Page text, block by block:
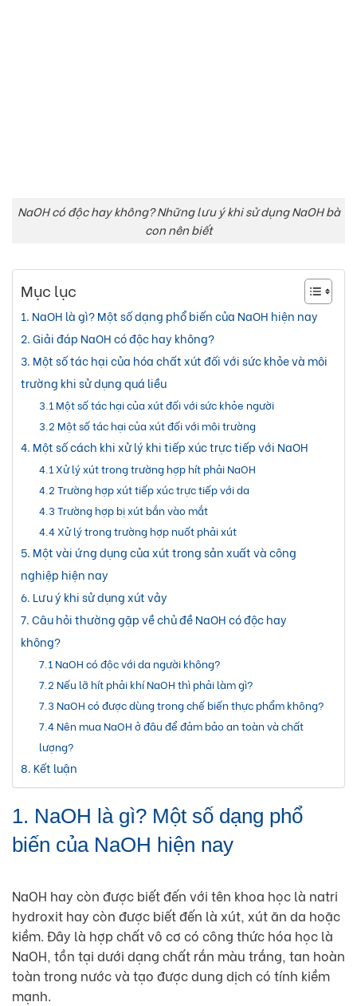
NaOH có độc hay không? Những lưu ý khi sử dụng NaOH bà
con nên biết
Mục lục
1. NaOH là gì? Một số dạng phổ biến của NaOH hiện nay
2. Giải đáp NaOH có độc hay không?
3. Một số tác hại của hóa chất xút đối với sức khỏe và môi
trường khi sử dụng quá liều
3.1 Một số tác hại của xút đối với sức khỏe người
3.2 Một số tác hại của xút đối với môi trường
4. Một số cách khi xử lý khi tiếp xúc trực tiếp với NaOH
4.1 Xử lý xút trong trường hợp hít phải NaOH
4.2 Trường hợp xút tiếp xúc trực tiếp với da
4.3 Trường hợp bị xút bắn vào mắt
4.4 Xử lý trong trường hợp nuốt phải xút
5. Một vài ứng dụng của xút trong sản xuất và công
nghiệp hiện nay
6. Lưu ý khi sử dụng xút vảy
7. Câu hỏi thường gặp về chủ đề NaOH có độc hay
không?
7.1 NaOH có độc với da người không?
7.2 Nếu lỡ hít phải khí NaOH thì phải làm gì?
7.3 NaOH có được dùng trong chế biến thực phẩm không?
7.4 Nên mua NaOH ở đâu để đảm bảo an toàn và chất
lượng?
8. Kết luận
1. NaOH là gì? Một số dạng phổ
biến của NaOH hiện nay
NaOH hay còn được biết đến với tên khoa học là natri
hydroxit hay còn được biết đến là xút, xút ăn da hoặc
kiềm. Đây là hợp chất vô cơ có công thức hóa học là
NaOH, tồn tại dưới dạng chất rắn màu trắng, tan hoàn
toàn trong nước và tạo được dung dịch có tính kiềm
mạnh.